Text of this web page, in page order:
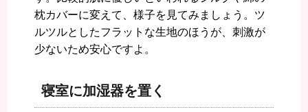
枕カバーに変えて、様子を見てみましょう。ツ
ルツルとしたフラットな生地のほうが、刺激が
少ないため安心ですよ。
寝室に加湿器を置く